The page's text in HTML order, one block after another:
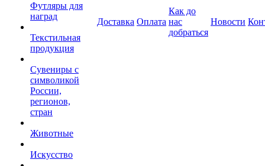
Футляры для
наград
Текстильная
продукция
Сувениры с
символикой
России,
регионов,
стран
Животные
Искусство
Доставка Оплата
Как до
нас
добраться
Новости